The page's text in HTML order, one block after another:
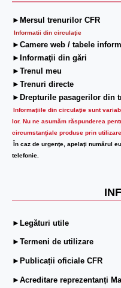
►Mersul trenurilor CFR
Informatii din circulaţie
►Camere web / tabele
►Informaţii din gări
►Trenul meu
►Trenuri directe
►Drepturile pasagerilor din
Informaţiile din circulaţie sunt
lor. Nu ne asumăm răspunderea
circumstanțiale produse prin
În caz de urgenţe, apelaţi numărul
telefonie.
►Legături utile
►Termeni de utilizare
►Publicații oficiale CFR
►Acreditare reprezentanți